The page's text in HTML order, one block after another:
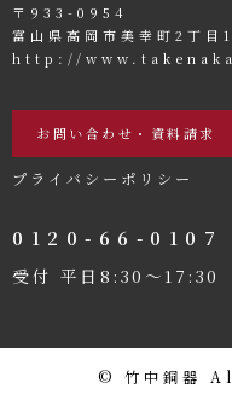
0120-66-0107
受付 平日8:30〜17:30
お問い合わせ・資料請求
プライバシーポリシー
〒933-0954
富山県高岡市美幸町2丁目
http://
©️ 竹中銅器